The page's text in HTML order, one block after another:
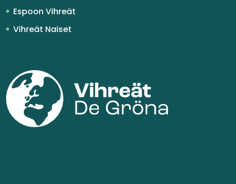
Espoon Vihreät
Vihreät Naiset